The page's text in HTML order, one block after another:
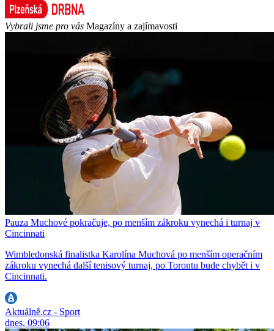
Vybrali jsme pro vás Magazíny a zajímavosti
Pauza Muchové pokračuje, po menším zákroku vynechá i turnaj v
Cincinnati
Wimbledonská finalistka Karolína Muchová po menším operačním
zákroku vynechá další tenisový turnaj, po Torontu bude chybět i v
Cincinnati.
Aktuálně.cz - Sport
dnes, 09:06